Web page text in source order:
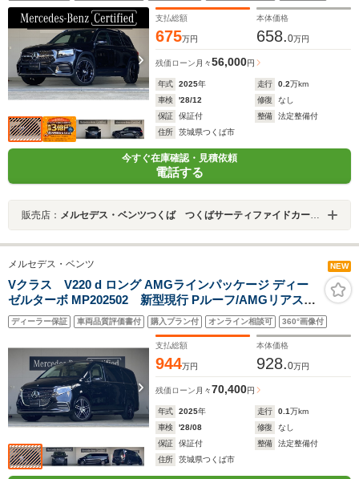
ター/360度カメラ
支払総額
675万円
本体価格
658.0万円
残価ローン 月々56,000円
年式 2025年 走行 0.2万km
車検
'28/12 修復
なし
保証
保証付 整備
法定整備付
住所
茨城県つくば市
今すぐ在庫確認・見積依頼
電話する
販売店： メルセデス・ベンツつくば つくばサーティファイドカーセンター
メルセデス・ベンツ NEW
Vクラス V220 d ロング AMGラインパッケージ ディー
ゼルターボ MP202502 新型現行 Pルーフ/AMGリアスポ
イラー/イルミグリル/エアサス/Burmesterサラウンド/ブ
ランドロゴプロジェクター/デジタルルームミラー/ステア
リングヒーター/カーボンルックインテリア/360度カメラ
ディーラー保証 車両品質評価書付 購入プラン付 オンライン相談可 360°画像付
支払総額
944万円
本体価格
928.0万円
残価ローン 月々70,400円
年式 2025年 走行 0.1万km
車検
'28/08 修復
なし
保証
保証付 整備
法定整備付
住所
茨城県つくば市